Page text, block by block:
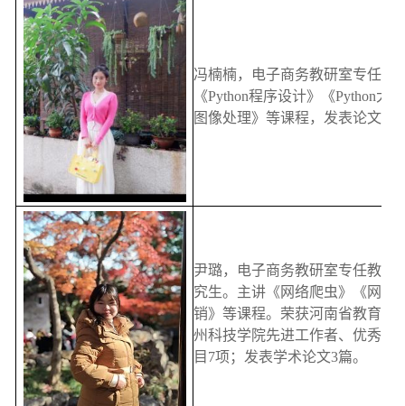
冯楠楠，电子商务教研室专任教
《Python程序设计》《Python大
图像处理》等课程，发表论文2
尹璐，电子商务教研室专任教师
究生。主讲《网络爬虫》《网店
销》等课程。荣获河南省教育系
州科技学院先进工作者、优秀教
目7项；发表学术论文3篇。